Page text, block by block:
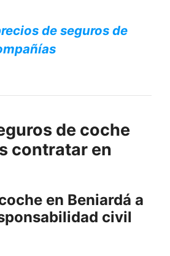
de seguros de
de coche
contratar en
en Beniardá a
civil